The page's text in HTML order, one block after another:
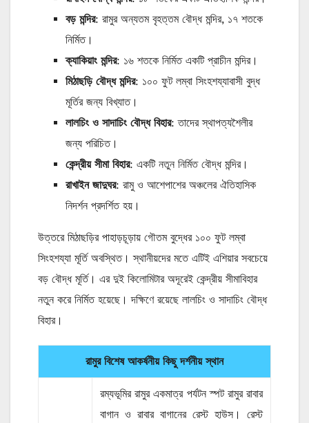
বড় মন্দির: রামুর অন্যতম বৃহত্তম বৌদ্ধ মন্দির, ১৭ শতকে
নির্মিত।
ক্যাকিয়াং মন্দির: ১৬ শতকে নির্মিত একটি প্রাচীন মন্দির।
মিঠাছড়ি বৌদ্ধ মন্দির: ১০০ ফুট লম্বা সিংহশয্যাবাসী বুদ্ধ
মূর্তির জন্য বিখ্যাত।
লালচিং ও সাদাচিং বৌদ্ধ বিহার: তাদের স্থাপত্যশৈলীর
জন্য পরিচিত।
কেন্দ্রীয় সীমা বিহার: একটি নতুন নির্মিত বৌদ্ধ মন্দির।
রাখাইন জাদুঘর: রামু ও আশেপাশের অঞ্চলের ঐতিহাসিক
নিদর্শন প্রদর্শিত হয়।
উত্তরে মিঠাছড়ির পাহাড়চূড়ায় গৌতম বুদ্ধের ১০০ ফুট লম্বা
সিংহশয্যা মূর্তি অবস্থিত। স্থানীয়দের মতে এটিই এশিয়ার সবচেয়ে
বড় বৌদ্ধ মূর্তি। এর দুই কিলোমিটার অদূরেই কেন্দ্রীয় সীমাবিহার
নতুন করে নির্মিত হয়েছে। দক্ষিণে রয়েছে লালচিং ও সাদাচিং বৌদ্ধ
বিহার।
রামুর বিশেষ আকর্ষনীয় কিছু দর্শনীয় স্থান
রম্যভূমির রামুর একমাত্র পর্যটন স্পট রামুর রাবার
বাগান ও রাবার বাগানের রেস্ট হাউস। রেস্ট